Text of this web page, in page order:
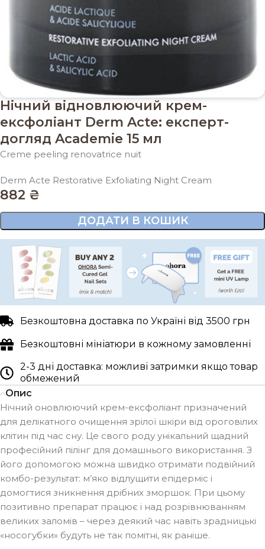
Нічний відновлюючий крем-
ексфоліант Derm Acte: експерт-
догляд Academie 15 мл
Creme peeling renovatrice nuit
Derm Acte Restorative Exfoliating Night Cream
882 ₴
ДОДАТИ В КОШИК
Безкоштовна доставка по Україні від 3500 грн
Безкоштовні мініатюри в кожному замовленні
2-3 дні доставка: можливі затримки якщо товар
обмежений
Опис
Нічний оновлюючий крем-ексфоліант призначений
для делікатного очищення зрілої шкіри від ороговілих
клітин під час сну. Це свого роду унікальний щадний
професійний пілінг для домашнього використання. З
його допомогою можна швидко отримати подвійний
комбо-результат: м’яко відлущити епідерміс і
домогтися зникнення дрібних зморшок. При цьому
позитивно препарат працює і над розрівнюванням
великих заломів – через деякий час навіть зрадницькі
«носогубки» будуть не так помітні, як раніше.